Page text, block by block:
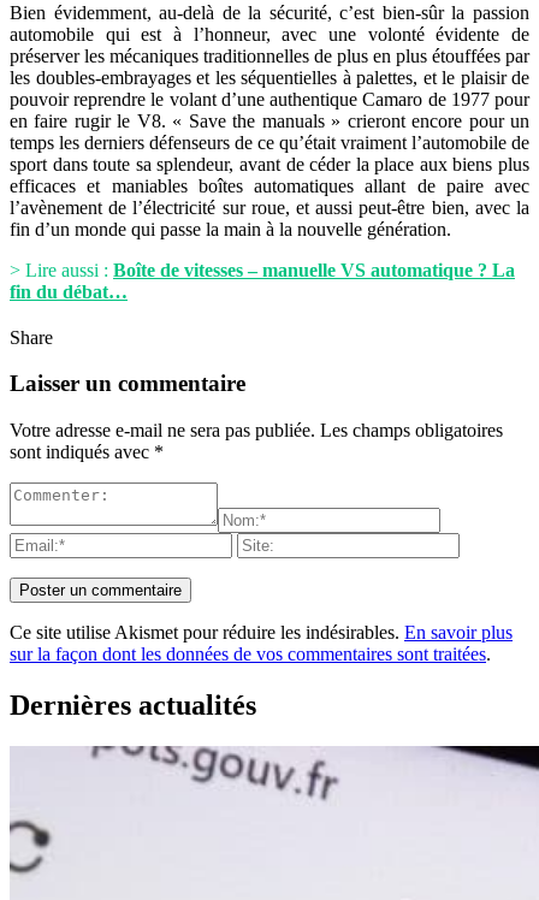
Bien évidemment, au-delà de la sécurité, c’est bien-sûr la passion
automobile qui est à l’honneur, avec une volonté évidente de
préserver les mécaniques traditionnelles de plus en plus étouffées par
les doubles-embrayages et les séquentielles à palettes, et le plaisir de
pouvoir reprendre le volant d’une authentique Camaro de 1977 pour
en faire rugir le V8. « Save the manuals » crieront encore pour un
temps les derniers défenseurs de ce qu’était vraiment l’automobile de
sport dans toute sa splendeur, avant de céder la place aux biens plus
efficaces et maniables boîtes automatiques allant de paire avec
l’avènement de l’électricité sur roue, et aussi peut-être bien, avec la
fin d’un monde qui passe la main à la nouvelle génération.
> Lire aussi : Boîte de vitesses – manuelle VS automatique ? La
fin du débat…
Share
Laisser un commentaire
Votre adresse e-mail ne sera pas publiée. Les champs obligatoires
sont indiqués avec *
Ce site utilise Akismet pour réduire les indésirables. En savoir plus
sur la façon dont les données de vos commentaires sont traitées.
Dernières actualités